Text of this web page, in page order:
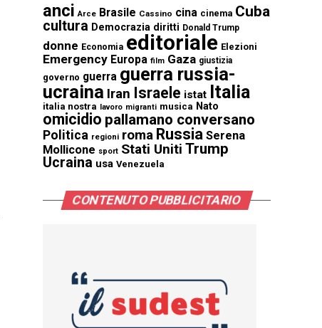
anci Arce Brasile Cassino cina cinema Cuba
cultura Democrazia diritti Donald Trump
donne Economia editoriale Elezioni
Emergency Europa film Gaza giustizia
governo guerra guerra russia-
ucraina Iran Israele istat Italia
italia nostra lavoro migranti musica Nato
omicidio pallamano conversano
Politica regioni roma Russia Serena
Mollicone sport Stati Uniti Trump
Ucraina usa Venezuela
CONTENUTO PUBBLICITARIO